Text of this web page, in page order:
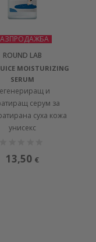
ROUND LAB
MOISTURIZING
SERUM
и
серум за
суха кожа
унисекс
13,50 €